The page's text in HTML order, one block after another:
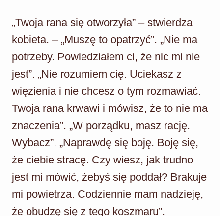
„Twoja rana się otworzyła” – stwierdza
kobieta. – „Muszę to opatrzyć”. „Nie ma
potrzeby. Powiedziałem ci, że nic mi nie
jest”. „Nie rozumiem cię. Uciekasz z
więzienia i nie chcesz o tym rozmawiać.
Twoja rana krwawi i mówisz, że to nie ma
znaczenia”. „W porządku, masz rację.
Wybacz”. „Naprawdę się boję. Boję się,
że ciebie stracę. Czy wiesz, jak trudno
jest mi mówić, żebyś się poddał? Brakuje
mi powietrza. Codziennie mam nadzieję,
że obudzę się z tego koszmaru”.